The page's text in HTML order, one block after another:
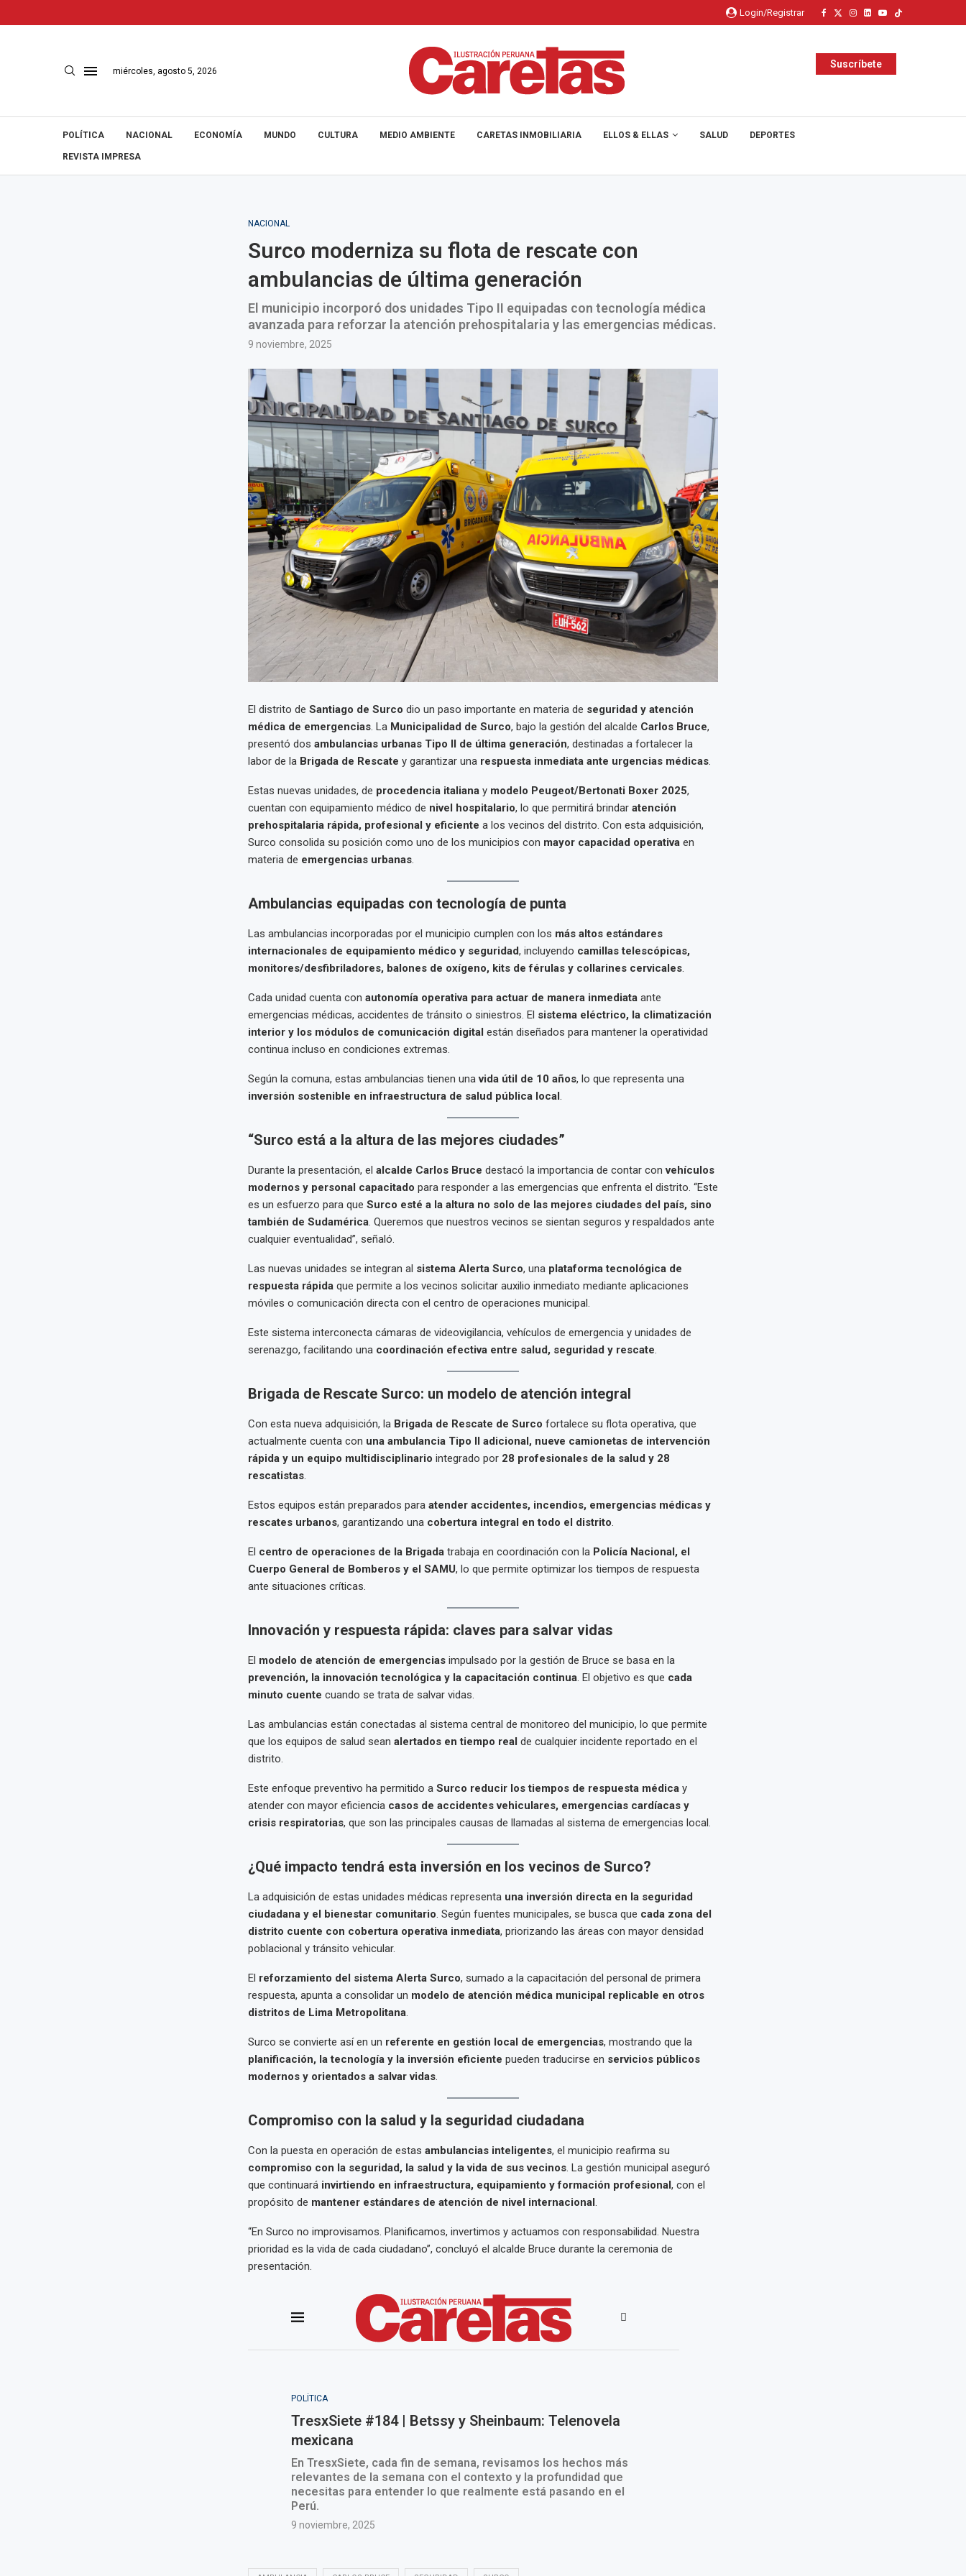
Login/Registrar
miércoles, agosto 5, 2026
Suscríbete
POLÍTICA NACIONAL ECONOMÍA MUNDO CULTURA MEDIO AMBIENTE CARETAS INMOBILIARIA ELLOS & ELLAS SALUD DEPORTES
REVISTA IMPRESA
NACIONAL
Surco moderniza su flota de rescate con
ambulancias de última generación
El municipio incorporó dos unidades Tipo II equipadas con tecnología médica
avanzada para reforzar la atención prehospitalaria y las emergencias médicas.
9 noviembre, 2025
El distrito de Santiago de Surco dio un paso importante en materia de seguridad y atención
médica de emergencias. La Municipalidad de Surco, bajo la gestión del alcalde Carlos Bruce,
presentó dos ambulancias urbanas Tipo II de última generación, destinadas a fortalecer la
labor de la Brigada de Rescate y garantizar una respuesta inmediata ante urgencias médicas.
Estas nuevas unidades, de procedencia italianay modelo Peugeot/Bertonati Boxer 2025,
cuentan con equipamiento médico de nivel hospitalario, lo que permitirá brindar atención
prehospitalaria rápida, profesional y eficiente a los vecinos del distrito. Con esta adquisición,
Surco consolida su posición como uno de los municipios con mayor capacidad operativaen
materia de emergencias urbanas.
Ambulancias equipadas con tecnología de punta
Las ambulancias incorporadas por el municipio cumplen con los más altos estándares
internacionales de equipamiento médico y seguridad, incluyendo camillas telescópicas,
monitores/desfibriladores, balones de oxígeno, kits de férulas y collarines cervicales.
Cada unidad cuenta con autonomía operativa para actuar de manera inmediataante
emergencias médicas, accidentes de tránsito o siniestros. El sistema eléctrico, la climatización
interior y los módulos de comunicación digital están diseñados para mantener la operatividad
continua incluso en condiciones extremas.
Según la comuna, estas ambulancias tienen unavida útil de 10 años, lo que representa una
inversión sostenible en infraestructura de salud pública local .
“Surco está a la altura de las mejores ciudades”
Durante la presentación, el alcalde Carlos Bruce destacó la importancia de contar convehículos
modernos y personal capacitado para responder a las emergencias que enfrenta el distrito. “Este
es un esfuerzo para que Surco esté a la altura no solo de las mejores ciudades del país, sino
también de Sudamérica. Queremos que nuestros vecinos se sientan seguros y respaldados ante
cualquier eventualidad”, señaló.
Las nuevas unidades se integran al sistema Alerta Surco, una plataforma tecnológica de
respuesta rápidaque permite a los vecinos solicitar auxilio inmediato mediante aplicaciones
móviles o comunicación directa con el centro de operaciones municipal.
Este sistema interconecta cámaras de videovigilancia, vehículos de emergencia y unidades de
serenazgo, facilitando una coordinación efectiva entre salud, seguridad y rescate.
Brigada de Rescate Surco: un modelo de atención integral
Con esta nueva adquisición, la Brigada de Rescate de Surco fortalece su flota operativa, que
actualmente cuenta con una ambulancia Tipo II adicional, nueve camionetas de intervención
rápida y un equipo multidisciplinario integrado por 28 profesionales de la salud y 28
rescatistas.
Estos equipos están preparados para atender accidentes, incendios, emergencias médicas y
rescates urbanos, garantizando una cobertura integral en todo el distrito.
El centro de operaciones de la Brigadatrabaja en coordinación con la Policía Nacional, el
Cuerpo General de Bomberos y el SAMU, lo que permite optimizar los tiempos de respuesta
ante situaciones críticas.
Innovación y respuesta rápida: claves para salvar vidas
El modelo de atención de emergenciasimpulsado por la gestión de Bruce se basa en la
prevención, la innovación tecnológica y la capacitación continua. El objetivo es que cada
minuto cuente cuando se trata de salvar vidas.
Las ambulancias están conectadas al sistema central de monitoreo del municipio, lo que permite
que los equipos de salud sean alertados en tiempo real de cualquier incidente reportado en el
distrito.
Este enfoque preventivo ha permitido a Surco reducir los tiempos de respuesta médicay
atender con mayor eficiencia casos de accidentes vehiculares, emergencias cardíacas y
crisis respiratorias, que son las principales causas de llamadas al sistema de emergencias local.
¿Qué impacto tendrá esta inversión en los vecinos de Surco?
La adquisición de estas unidades médicas representa una inversión directa en la seguridad
ciudadana y el bienestar comunitario. Según fuentes municipales, se busca que cada zona del
distrito cuente con cobertura operativa inmediata, priorizando las áreas con mayor densidad
poblacional y tránsito vehicular.
El reforzamiento del sistema Alerta Surco, sumado a la capacitación del personal de primera
respuesta, apunta a consolidar un modelo de atención médica municipal replicable en otros
distritos de Lima Metropolitana.
Surco se convierte así en un referente en gestión local de emergencias, mostrando que la
planificación, la tecnología y la inversión eficiente pueden traducirse en servicios públicos
modernos y orientados a salvar vidas.
Compromiso con la salud y la seguridad ciudadana
Con la puesta en operación de estas ambulancias inteligentes, el municipio reafirma su
compromiso con la seguridad, la salud y la vida de sus vecinos. La gestión municipal aseguró
que continuará invirtiendo en infraestructura, equipamiento y formación profesional , con el
propósito de mantener estándares de atención de nivel internacional .
“En Surco no improvisamos. Planificamos, invertimos y actuamos con responsabilidad. Nuestra
prioridad es la vida de cada ciudadano”, concluyó el alcalde Bruce durante la ceremonia de
presentación.